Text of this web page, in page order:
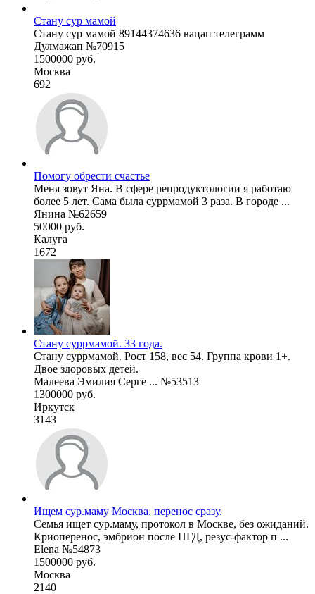
Стану сур мамой
Стану сур мамой 89144374636 вацап телеграмм
Дулмажап №70915
1500000 руб.
Москва
692
Помогу обрести счастье
Меня зовут Яна. В сфере репродуктологии я работаю
более 5 лет. Сама была суррмамой 3 раза. В городе ...
Янина №62659
50000 руб.
Калуга
1672
Стану суррмамой. 33 года.
Стану суррмамой. Рост 158, вес 54. Группа крови 1+.
Двое здоровых детей.
Малеева Эмилия Серге ... №53513
1300000 руб.
Иркутск
3143
Ищем сур.маму Москва, перенос сразу.
Семья ищет сур.маму, протокол в Москве, без ожиданий.
Криоперенос, эмбрион после ПГД, резус-фактор п ...
Elena №54873
1500000 руб.
Москва
2140